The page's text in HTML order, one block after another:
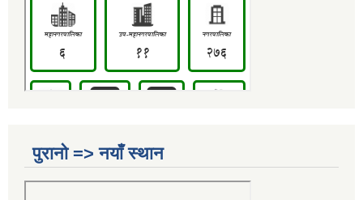
पुरानो => नयाँ स्थान